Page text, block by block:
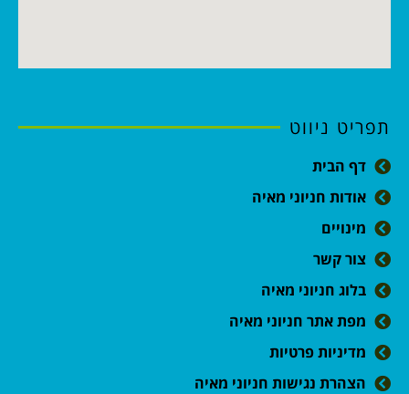
תפריט ניווט
דף הבית
אודות חניוני מאיה
מינויים
צור קשר
בלוג חניוני מאיה
מפת אתר חניוני מאיה
מדיניות פרטיות
הצהרת נגישות חניוני מאיה